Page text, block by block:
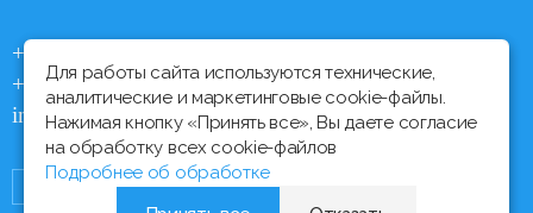
+375 (44) 704 92 06
+375 (17) 373 21 33
info@ipmtorgi.by
Для работы сайта используются технические,
аналитические и маркетинговые cookie-файлы.
Нажимая кнопку «Принять все», Вы даете согласие
на обработку всех cookie-файлов
Подробнее об обработке